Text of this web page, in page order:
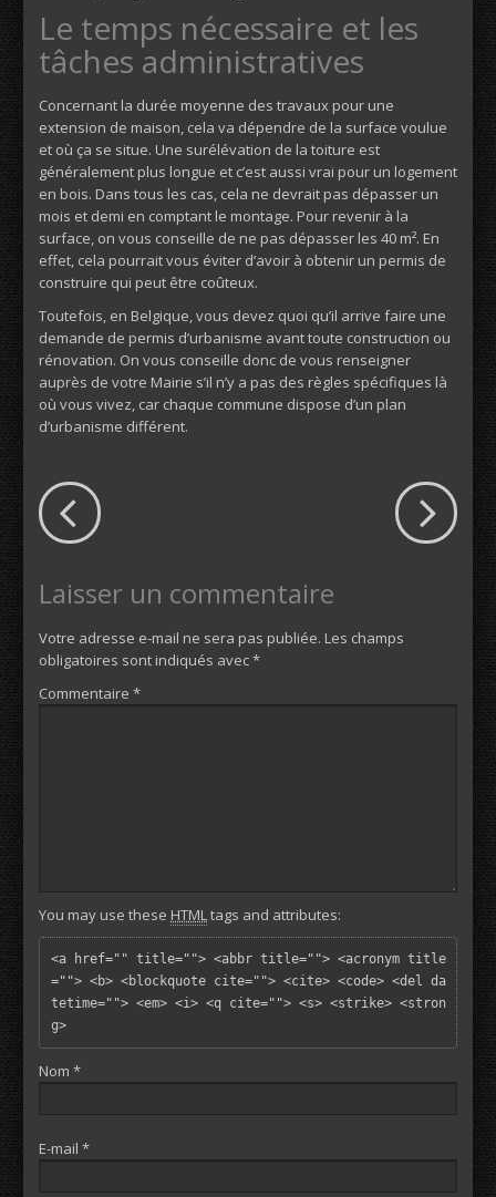
Le temps nécessaire et les
tâches administratives
Concernant la durée moyenne des travaux pour une
extension de maison, cela va dépendre de la surface voulue
et où ça se situe. Une surélévation de la toiture est
généralement plus longue et c’est aussi vrai pour un logement
en bois. Dans tous les cas, cela ne devrait pas dépasser un
mois et demi en comptant le montage. Pour revenir à la
surface, on vous conseille de ne pas dépasser les 40 m². En
effet, cela pourrait vous éviter d’avoir à obtenir un permis de
construire qui peut être coûteux.
Toutefois, en Belgique, vous devez quoi qu’il arrive faire une
demande de permis d’urbanisme avant toute construction ou
rénovation. On vous conseille donc de vous renseigner
auprès de votre Mairie s’il n’y a pas des règles spécifiques là
où vous vivez, car chaque commune dispose d’un plan
d’urbanisme différent.
Laisser un commentaire
Votre adresse e-mail ne sera pas publiée. Les champs
obligatoires sont indiqués avec*
Commentaire *
You may use these HTMLtags and attributes:
<a href="" title=""> <abbr title=""> <acronym title
=""> <b> <blockquote cite=""> <cite> <code> <del da
tetime=""> <em> <i> <q cite=""> <s> <strike> <stron
g>
Nom *
E-mail *